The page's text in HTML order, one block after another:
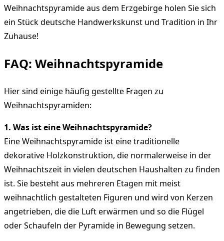
Weihnachtspyramide aus dem Erzgebirge holen Sie sich
ein Stück deutsche Handwerkskunst und Tradition in Ihr
Zuhause!
FAQ: Weihnachtspyramide
Hier sind einige häufig gestellte Fragen zu
Weihnachtspyramiden:
1. Was ist eine Weihnachtspyramide?
Eine Weihnachtspyramide ist eine traditionelle
dekorative Holzkonstruktion, die normalerweise in der
Weihnachtszeit in vielen deutschen Haushalten zu finden
ist. Sie besteht aus mehreren Etagen mit meist
weihnachtlich gestalteten Figuren und wird von Kerzen
angetrieben, die die Luft erwärmen und so die Flügel
oder Schaufeln der Pyramide in Bewegung setzen.